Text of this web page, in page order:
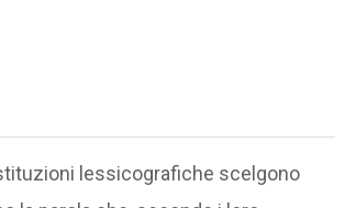
lessicografiche scelgono